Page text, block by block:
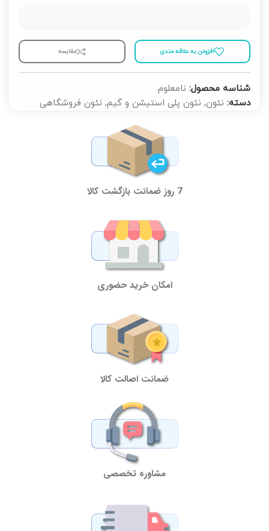
افزودن به علاقه مندی مقايسه
شناسه محصول: نامعلوم
دسته: نئون, نئون پلی استیشن و گیم, نئون فروشگاهی
7 روز ضمانت بازگشت کالا
امکان خرید حضوری
ضمانت اصالت کالا
مشاوره تخصصی